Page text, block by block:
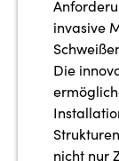
invasive
Die
nicht nur